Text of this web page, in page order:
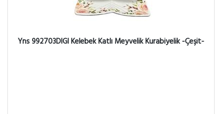
Yns 992703DIGI Kelebek Katlı Meyvelik Kurabiyelik -Çeşit-